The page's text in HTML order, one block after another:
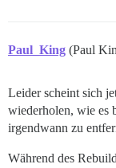
Paul_King (Paul
Leider scheint sich
wiederholen, wie es
irgendwann zu
Während des